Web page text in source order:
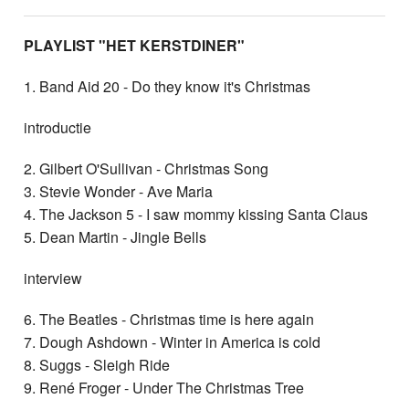
PLAYLIST "HET KERSTDINER"
1. Band Aid 20 - Do they know it's Christmas
introductie
2. Gilbert O'Sullivan - Christmas Song
3. Stevie Wonder - Ave Maria
4. The Jackson 5 - I saw mommy kissing Santa Claus
5. Dean Martin - Jingle Bells
interview
6. The Beatles - Christmas time is here again
7. Dough Ashdown - Winter in America is cold
8. Suggs - Sleigh Ride
9. René Froger - Under The Christmas Tree